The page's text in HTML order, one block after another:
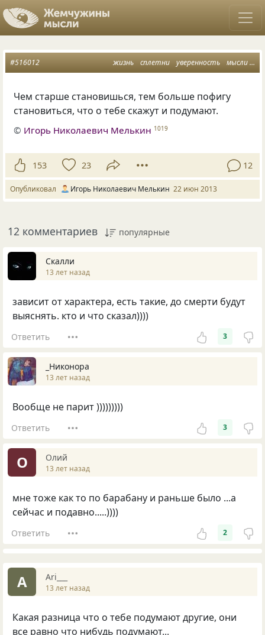
жизнь сплетни уверенность мысли
#516012
Чем старше становишься, тем больше пофигу
становиться, что о тебе скажут и подумают.
© Игорь Николаевич Мелькин 1019
153 23 12
Опубликовал Игорь Николаевич Мелькин 22 июн 2013
12 комментариев популярные
Скалли
13 лет назад
зависит от характера, есть такие, до смерти будут
выяснять. кто и что сказал))))
Ответить 3
_Никонора
13 лет назад
Вообще не парит )))))))))
Ответить 3
О Олий
13 лет назад
мне тоже как то по барабану и раньше было ...а
сейчас и подавно.....))))
Ответить 2
A Ari___
13 лет назад
Какая разница что о тебе подумают другие, они
все равно что нибудь подумают...